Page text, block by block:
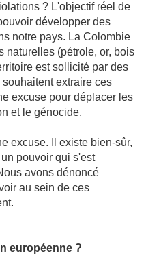
? L'objectif réel de
développer des
notre pays. La Colombie
naturelles (pétrole, or, bois
est sollicité par des
extraire ces
excuse pour déplacer les
et le génocide.
excuse. Il existe bien-sûr,
pouvoir qui s'est
avons dénoncé
au sein de ces
européenne ?